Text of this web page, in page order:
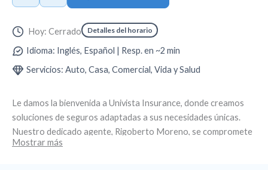
Le damos la bienvenida a Univista Insurance, donde creamos
soluciones de seguros adaptadas a sus necesidades únicas.
Nuestro dedicado agente, Rigoberto Moreno, se compromete
a brindar un servicio personalizado y asesoramiento experto.
Mostrar más
Hoy: Cerrado Detalles del horario
Idioma: Inglés, Español | Resp. en ~2 min
Servicios: Auto, Casa, Comercial, Vida y Salud